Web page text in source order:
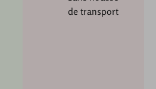
de transport